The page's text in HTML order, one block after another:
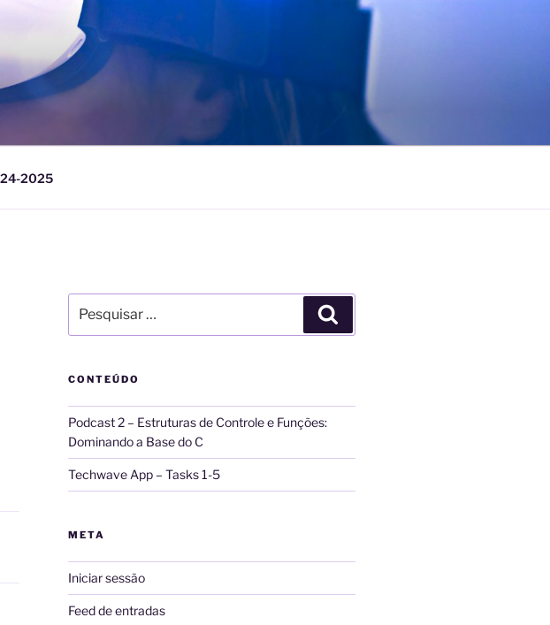
2025
por:
CONTEÚDO
Podcast 2 – Estruturas de Controle e Funções:
Dominando a Base do C
Techwave App – Tasks 1-5
META
Iniciar sessão
Feed de entradas